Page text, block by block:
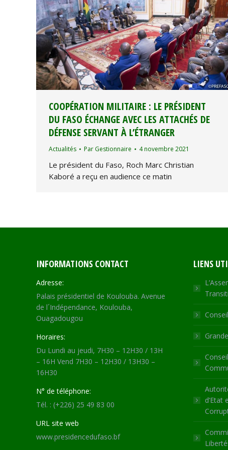
COOPÉRATION MILITAIRE : LE PRÉSIDENT
DU FASO ÉCHANGE AVEC LES ATTACHÉS DE
DÉFENSE SERVANT À L’ÉTRANGER
Actualités Par Gestionnaire 4 novembre 2021
Le président du Faso, Roch Marc Christian
Kaboré a reçu en audience ce matin
INFORMATIONS CONTACT
Adresse:
Palais présidentiel de Koulouba. Avenue
de l´Indépendance, Koulouba,
Ouagadougou
Horaires:
Du Lundi au jeudi, 7H30 – 12H30 / 13H
– 16H Vend 7H30 – 12H30 / 13H30 –
16H30
N° de téléphone:
Tél. : (+226) 25 49 83 00
URL site web
www.presidencedufaso.bf
LIENS
d’Etat